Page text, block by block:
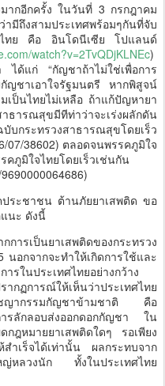
ากอีกครั้ง ในวันที่ 3 กรกฎาคม
มีถึงสามประเทศพร้อมๆกันที่จับ
ไทย คือ อินโดนีเซีย โปแลนด์
watch?v=2TvQDjKLNEc)
ได้แก่ “กัญชาถ้าไม่ใช่เพื่อการ
ญชาเอาใจรัฐมนตรี หากพิสูจน์
ป็นไทยไม่เหลือ ถ้าแก้ปัญหายา
รณสุขมีทีท่าว่าจะเร่งผลักดัน
วงสาธารณสุขโดยเร็ว
07/38602) ตลอดจนพรรคภูมิใจ
ภูมิใจไทยโดยเร็วเช่นกัน
ระชาชน ต้านภัยยาเสพติด ขอ
นะ ดังนี้
ารเป็นยาเสพติดของกระทรวง
อกจากจะทำให้เกิดการใช้และ
รในประเทศไทยอย่างกว้าง
ฏการณ์ให้เห็นว่าประเทศไทย
าชญากรรมกัญชาข้ามชาติ คือ
ลักลอบส่งออกดอกกัญชา ใน
กฎหมายยาเสพติดใดๆ รอเพียง
สำเร็จได้เท่านั้น ผลกระทบจาก
ญ่หลวงนัก ทั้งในประเทศไทย